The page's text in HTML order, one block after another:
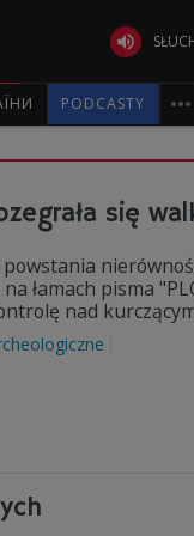

PODCASTY 
się
łamach pisma
nad